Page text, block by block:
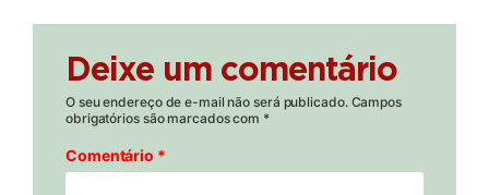
Deixe um comentário
O seu endereço de e-mail não será publicado. Campos
obrigatórios são marcados com *
Comentário *